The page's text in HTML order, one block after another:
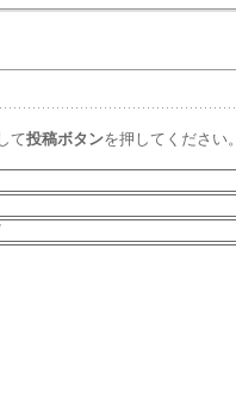
て投稿ボタンを押してください。